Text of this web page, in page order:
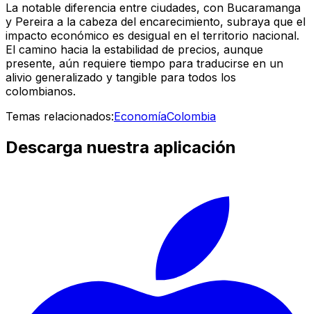
La notable diferencia entre ciudades, con Bucaramanga
y Pereira a la cabeza del encarecimiento, subraya que el
impacto económico es desigual en el territorio nacional.
El camino hacia la estabilidad de precios, aunque
presente, aún requiere tiempo para traducirse en un
alivio generalizado y tangible para todos los
colombianos.
Temas relacionados:EconomíaColombia
Descarga nuestra aplicación